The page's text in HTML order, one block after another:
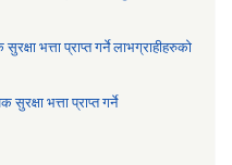
भत्ता प्राप्त गर्ने लाभग्राहीहरुको
भत्ता प्राप्त गर्ने